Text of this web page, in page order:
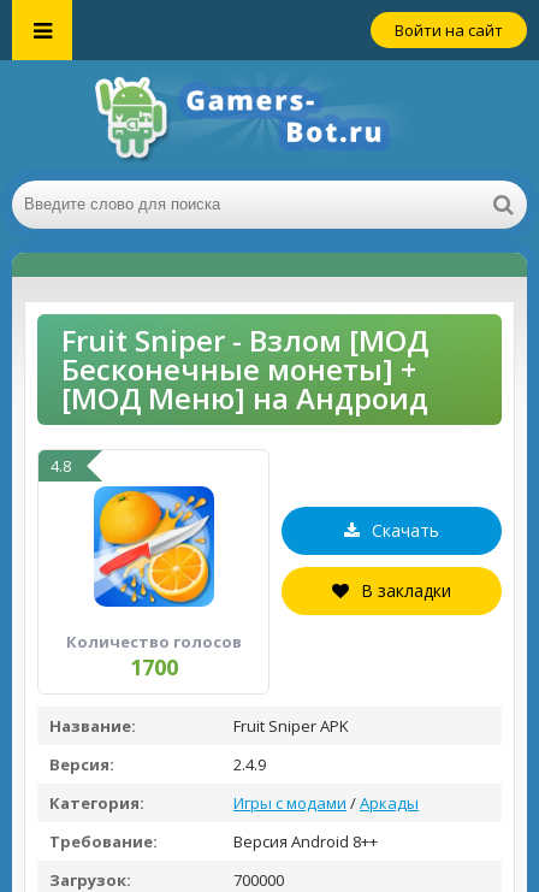
Войти на сайт
Fruit Sniper - Взлом [МОД
Бесконечные монеты] +
[МОД Меню] на Андроид
4.8
Количество голосов
1700
Скачать
В закладки
Название:
Fruit Sniper APK
Версия:
2.4.9
Категория:
Игры с модами /Аркады
Требование:
Версия Android 8++
Загрузок:
700000